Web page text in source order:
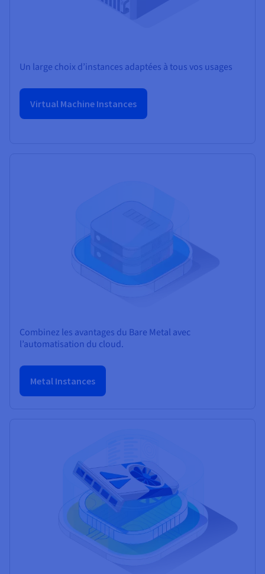
Un large choix d’instances adaptées à tous vos usages
Virtual Machine Instances
Combinez les avantages du Bare Metal avec
l’automatisation du cloud.
Metal Instances